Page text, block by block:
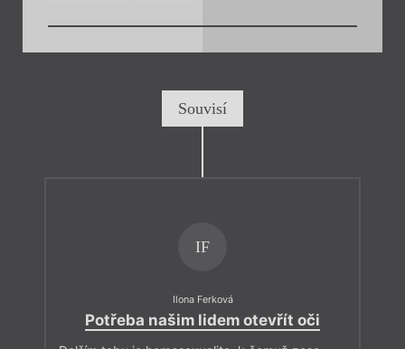
Souvisí
IF
Ilona Ferková
Potřeba našim lidem otevřít oči